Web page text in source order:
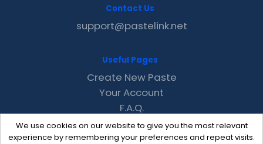
We use cookies on our website to give you the most relevant
experience by remembering your preferences and repeat visits.
Contact Us
support@pastelink.net
Useful Pages
Create New Paste
Your Account
F.A.Q.
Recent
Contact